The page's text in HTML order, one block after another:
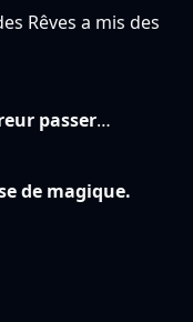
Rêves a mis des
passer…
de magique.